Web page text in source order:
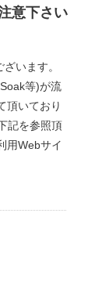
意下さい
います。
等)が流
頂いており
記を参照頂
用Webサイ